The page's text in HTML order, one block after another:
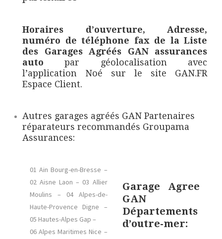
Horaires d’ouverture, Adresse,
numéro de téléphone fax de la Liste
des Garages Agréés GAN assurances
auto par géolocalisation avec
l’application Noé sur le site GAN.FR
Espace Client.
Autres garages agréés GAN Partenaires
réparateurs recommandés Groupama
Assurances:
01 Ain Bourg-en-Bresse –
02 Aisne Laon – 03 Allier
Moulins – 04 Alpes-de-
Haute-Provence Digne –
05 Hautes-Alpes Gap –
06 Alpes Maritimes Nice –
Garage Agree
GAN
Départements
d’outre-mer: